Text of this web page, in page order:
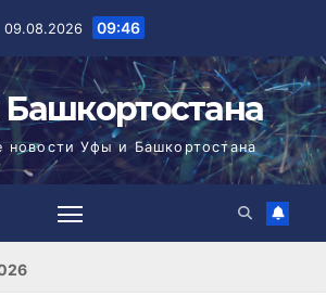
09.08.2026 09:46
Башкортостана
новости Уфы и Башкортостана